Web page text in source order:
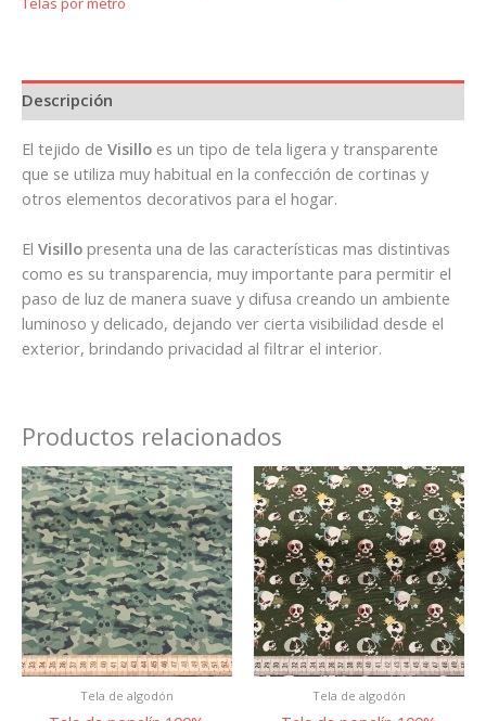
Descripción
El tejido de Visillo es un tipo de tela ligera y transparente
que se utiliza muy habitual en la confección de cortinas y
otros elementos decorativos para el hogar.
El Visillo presenta una de las características mas distintivas
como es su transparencia, muy importante para permitir el
paso de luz de manera suave y difusa creando un ambiente
luminoso y delicado, dejando ver cierta visibilidad desde el
exterior, brindando privacidad al filtrar el interior.
Productos relacionados
Tela de algodón Tela de algodón